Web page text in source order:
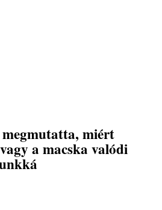
miért
a macska valódi